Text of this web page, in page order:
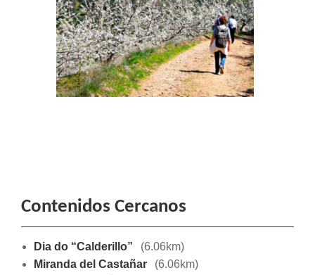
Contenidos Cercanos
Dia do “Calderillo”
(6.06km)
Miranda del Castañar
(6.06km)